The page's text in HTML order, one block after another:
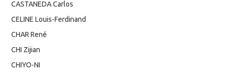
CASTANEDA Carlos
CELINE Louis-Ferdinand
CHAR René
CHI Zijian
CHIYO-NI